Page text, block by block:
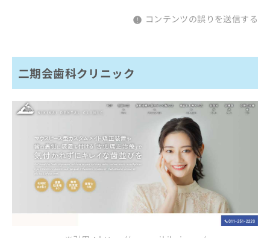
コンテンツの誤りを送信する
二期会歯科クリニック